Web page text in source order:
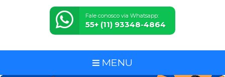
Fale conosco via Whatsapp:
55+ (11) 93348-4864
MENU